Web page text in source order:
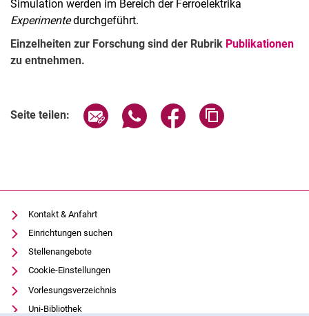
Simulation werden im Bereich der Ferroelektrika
Experimentedurchgeführt.
Einzelheiten zur Forschung sind der Rubrik Publikationen
zu entnehmen.
Seite teilen: Seite über E-Mail teilen
Seite über WhatsApp teilen
Seite über Facebook
Kontakt & Anfahrt
Einrichtungen suchen
Stellenangebote
Cookie-Einstellungen
Vorlesungsverzeichnis
Uni-Bibliothek